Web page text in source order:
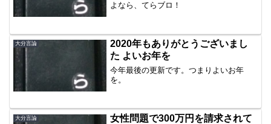
よなら、てらブロ！
大分言論
2020年もありがとうございまし
た よいお年を
今年最後の更新です。つまりよいお年
を。
大分言論
女性問題で300万円を請求されて